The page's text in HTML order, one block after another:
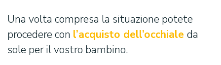
Una volta compresa la situazione potete
procedere con l’acquisto dell’occhiale da
sole per il vostro bambino.